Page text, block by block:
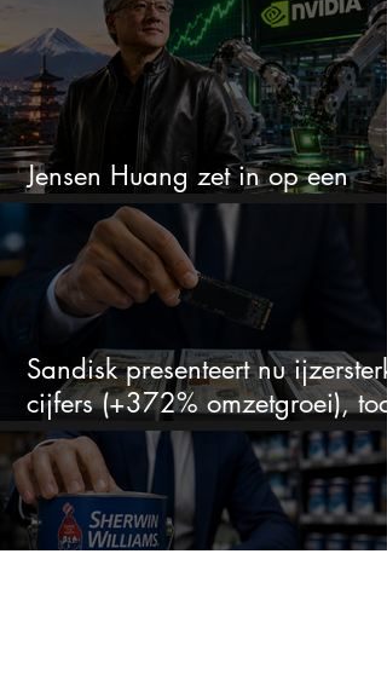
Jensen Huang zet in op een
aandeel dat bijna niemand kent
Sandisk presenteert nu
cijfers (+372% omzetgroei), toch
zakt het aandeel weg